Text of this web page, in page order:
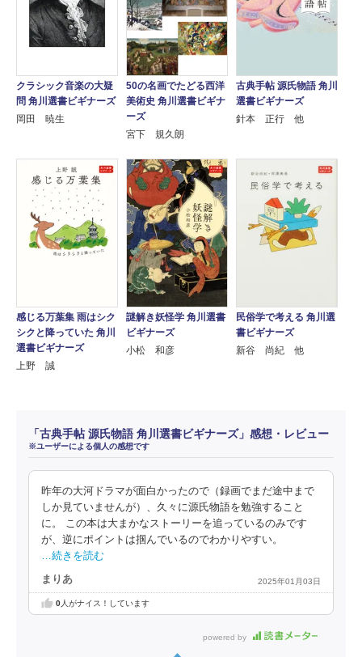
クラシック音楽の大疑
問 角川選書ビギナーズ
岡田 暁生
50の名画でたどる西洋
美術史 角川選書ビギナ
ーズ
宮下 規久朗
古典手帖 源氏物語 角川
選書ビギナーズ
針本 正行 他
感じる万葉集 雨はシク
シクと降っていた 角川
選書ビギナーズ
上野 誠
謎解き妖怪学 角川選書
ビギナーズ
小松 和彦
民俗学で考える 角川選
書ビギナーズ
新谷 尚紀 他
「古典手帖 源氏物語 角川選書ビギナーズ」感想・レビュー
※ユーザーによる個人の感想です
昨年の大河ドラマが面白かったので（録画でまだ途中まで
しか見ていませんが）、久々に源氏物語を勉強すること
に。 この本は大まかなストーリーを追っているのみです
が、逆にポイントは掴んでいるのでわかりやすい。
…続きを読む
まりあ 2025年01月03日
0人がナイス！しています
powered by